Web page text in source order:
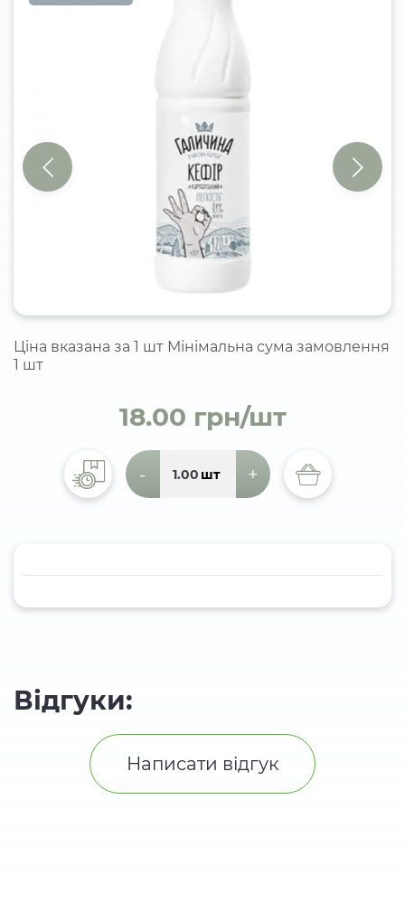
Ціна вказана за 1 шт Мінімальна сума замовлення
1 шт
18.00 грн/шт
- шт +
Відгуки:
Написати відгук